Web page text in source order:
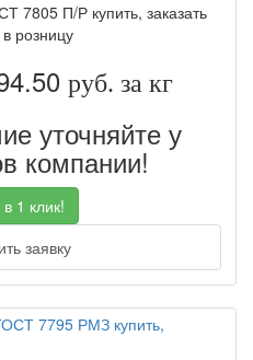
7805 П/Р купить, заказать
розницу
руб. за кг
уточняйте у
компании!
1 клик!
заявку